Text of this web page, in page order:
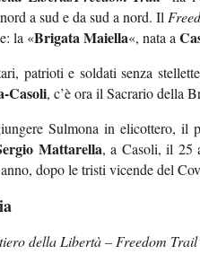
a sud e da sud a nord. Il
la «Brigata Maiella«, nata a
patrioti e soldati senza
Casoli, c’è ora il Sacrario della
Sulmona in elicottero, il
Mattarella, a Casoli, il 25
dopo le tristi vicende del
della Libertà – Freedom